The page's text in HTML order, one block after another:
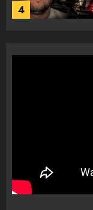
5
2